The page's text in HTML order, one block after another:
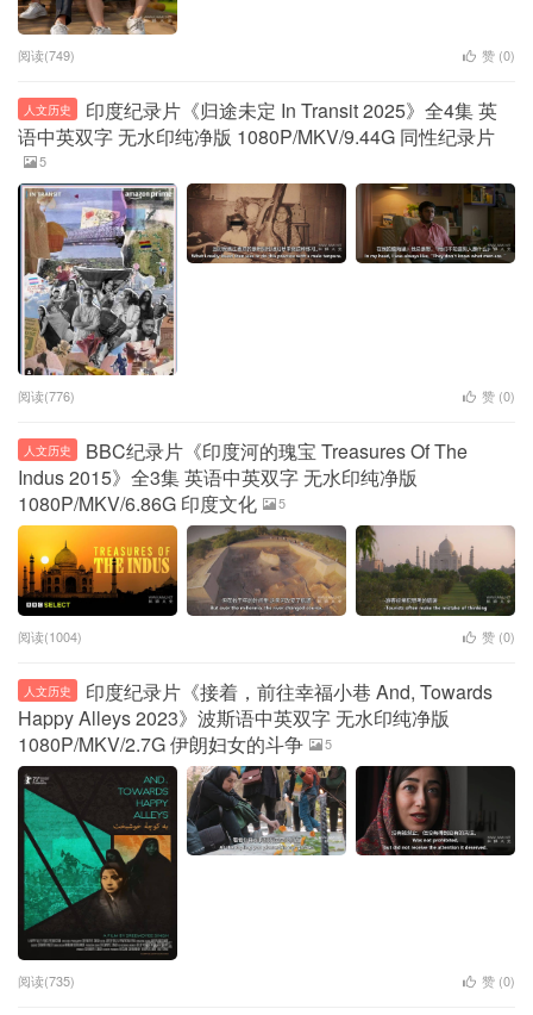
阅读(749) 赞 (0)
人文历史
印度纪录片《归途未定 In Transit 2025》全4集 英
语中英双字 无水印纯净版 1080P/MKV/9.44G 同性纪录片
5
阅读(776) 赞 (0)
人文历史
BBC纪录片《印度河的瑰宝 Treasures Of The
Indus 2015》全3集 英语中英双字 无水印纯净版
1080P/MKV/6.86G 印度文化
5
阅读(1004) 赞 (0)
人文历史
印度纪录片《接着，前往幸福小巷 And, Towards
Happy Alleys 2023》波斯语中英双字 无水印纯净版
1080P/MKV/2.7G 伊朗妇女的斗争
5
阅读(735) 赞 (0)